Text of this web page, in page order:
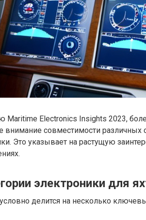
Maritime Electronics Insights 2023,
внимание совместимости различных
Это указывает на растущую
электроники для
делится на несколько